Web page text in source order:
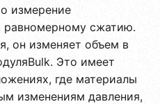
измерение
равномерному сжатию.
он изменяет объем в
Это имеет
где материалы
изменениям давления,